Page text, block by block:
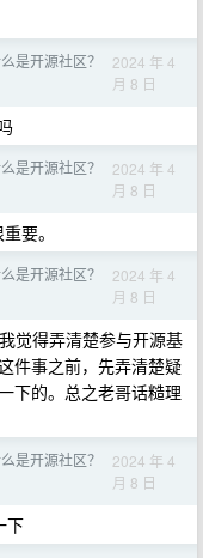
是开源社区？
2024 年 4
月 8 日
是开源社区？
2024 年 4
月 8 日
要。
是开源社区？
2024 年 4
月 8 日
觉得弄清楚参与开源基
件事之前，先弄清楚疑
下的。总之老哥话糙理
是开源社区？
2024 年 4
月 8 日
下